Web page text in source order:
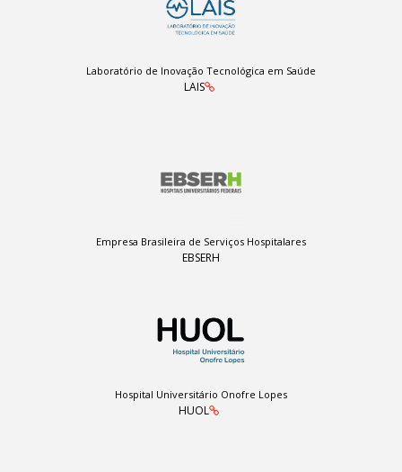
Laboratório de Inovação Tecnológica em Saúde
LAIS
Empresa Brasileira de Serviços Hospitalares
EBSERH
Hospital Universitário Onofre Lopes
HUOL